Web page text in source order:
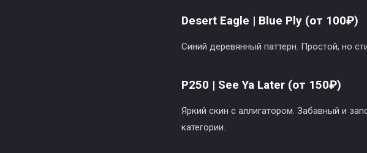
Desert Eagle | Blue Ply (от 100₽)
Синий деревянный паттерн. Простой, но
P250 | See Ya Later (от 150₽)
Яркий скин с аллигатором. Забавный и
категории.